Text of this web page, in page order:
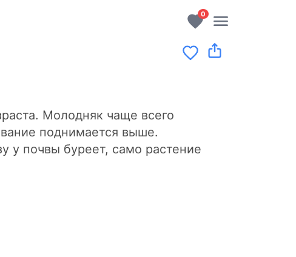
0
Молодняк чаще всего
поднимается выше.
у почвы буреет, само растение